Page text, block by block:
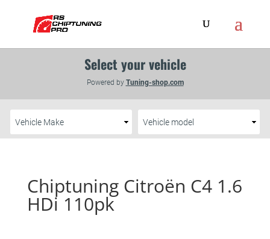
Chiptuning Citroën C4 1.6
HDi 110pk